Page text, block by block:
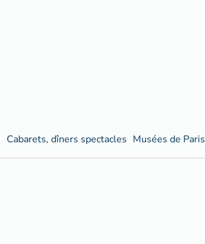
Cabarets, dîners spectacles Musées de Paris